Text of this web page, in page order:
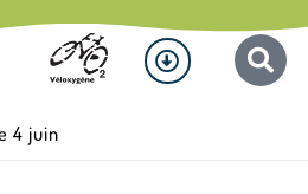
Menu
4 juin